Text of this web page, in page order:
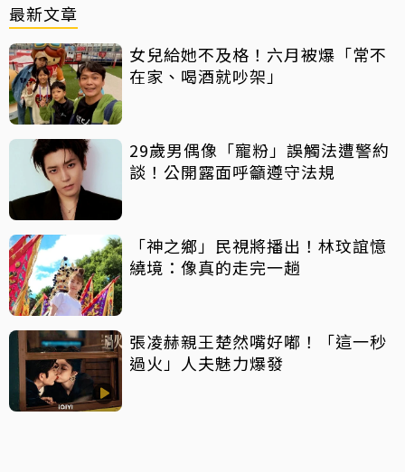
最新文章
女兒給她不及格！六月被爆「常不
在家、喝酒就吵架」
29歲男偶像「寵粉」誤觸法遭警約
談！公開露面呼籲遵守法規
「神之鄉」民視將播出！林玟誼憶
繞境：像真的走完一趟
張凌赫親王楚然嘴好嘟！「這一秒
過火」人夫魅力爆發